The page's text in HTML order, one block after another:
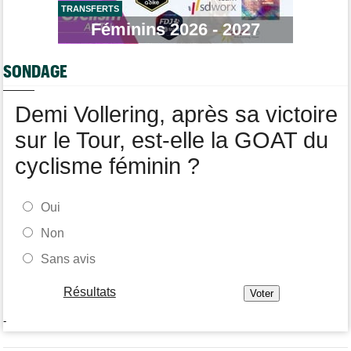
Lotto-Intermarché a fait passer pro trois jeunes de sa formation
Transfert
Joe Blackmore devrait signer chez une armada du WorldTour
Tour d'Espagne
TRANSFERTS
Féminins 2026 - 2027
SONDAGE
Demi Vollering, après sa victoire
sur le Tour, est-elle la GOAT du
cyclisme féminin ?
Oui
Non
Sans avis
Résultats
-